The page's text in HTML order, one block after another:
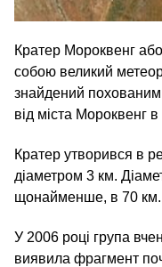
Кратер Мороквенг
собою великий
знайдений похованим
від міста Мороквенг
Кратер утворився в
діаметром 3 км.
щонайменше, в 70 км.
У 2006 році група
виявила фрагмент